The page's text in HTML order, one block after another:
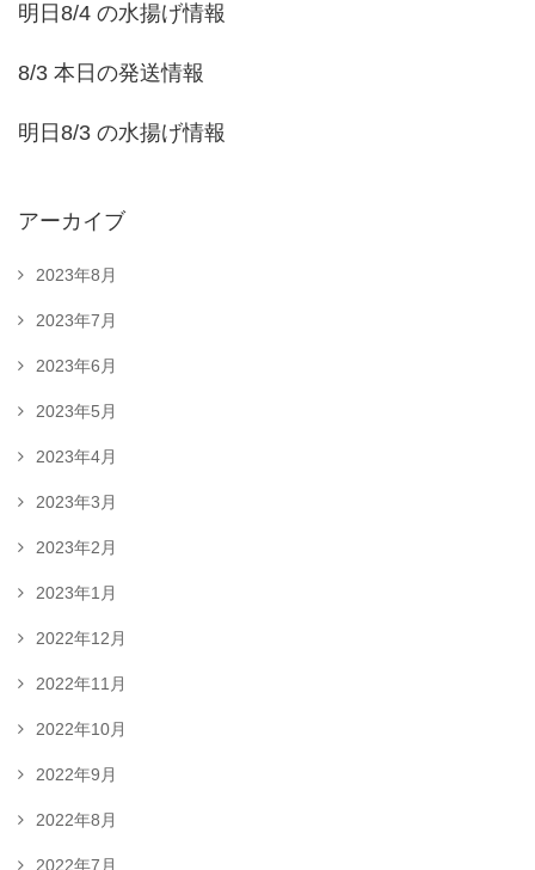
明日8/4 の水揚げ情報
8/3 本日の発送情報
明日8/3 の水揚げ情報
アーカイブ
2023年8月
2023年7月
2023年6月
2023年5月
2023年4月
2023年3月
2023年2月
2023年1月
2022年12月
2022年11月
2022年10月
2022年9月
2022年8月
2022年7月